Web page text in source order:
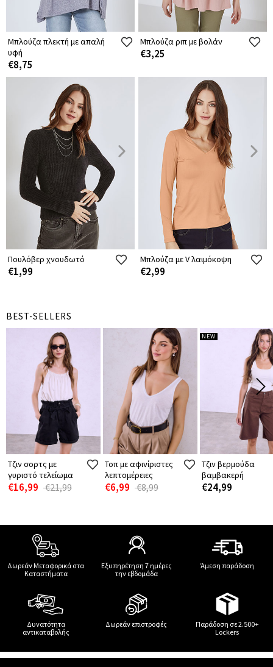
Μπλούζα πλεκτή με απαλή
υφή
€8,75
Μπλούζα ριπ με βολάν
€3,25
Πουλόβερ χνουδωτό
€1,99
Μπλούζα με V λαιμόκοψη
€2,99
BEST-SELLERS
Τζιν σορτς με
γυριστό τελείωμα
€16,99 €21,99
Τοπ με αφινίριστες
λεπτομέρειες
€6,99 €8,99
NEW
Τζιν βερμούδα
βαμβακερή
€24,99
Δωρεάν Μεταφορικά στα
Καταστήματα
Εξυπηρέτηση 7 ημέρες
την εβδομάδα
Άμεση παράδοση
Δυνατότητα
αντικαταβολής
Δωρεάν επιστροφές
Παράδοση σε 2.500+
Lockers